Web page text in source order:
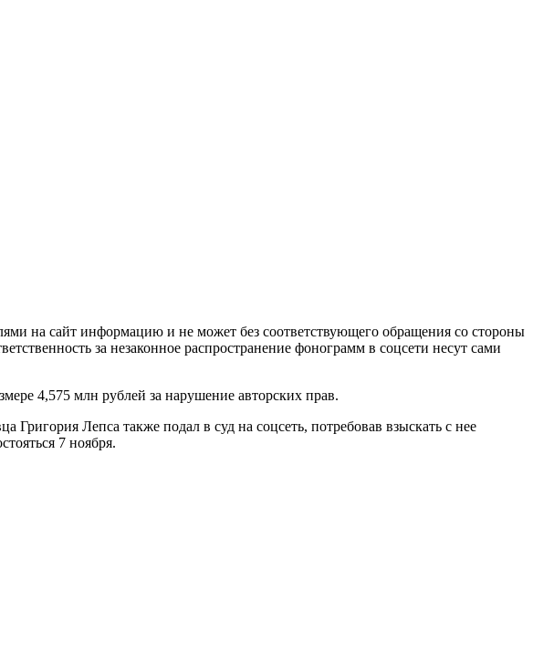
на сайт информацию и не может без соответствующего обращения со стороны
за незаконное распространение фонограмм в соцсети несут сами
4,575 млн рублей за нарушение авторских прав.
Лепса также подал в суд на соцсеть, потребовав взыскать с нее
7 ноября.